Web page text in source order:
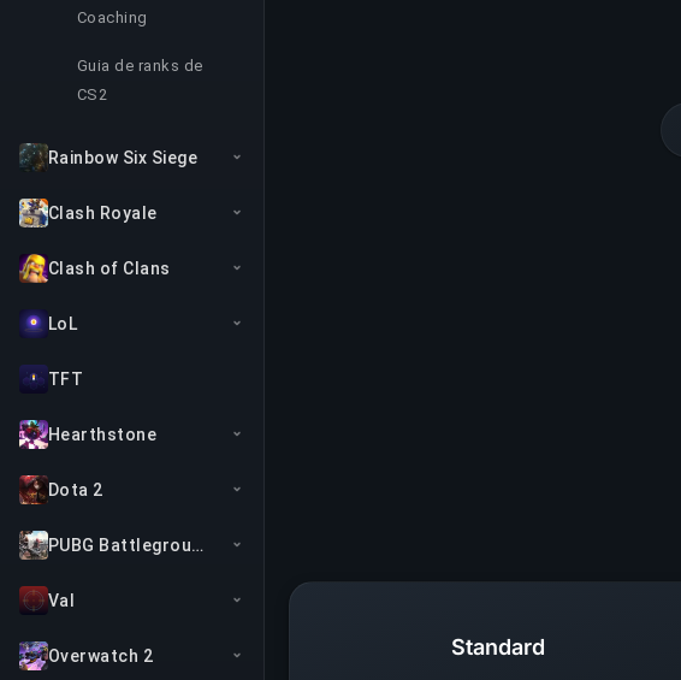
Coaching
Guia de ranks de
CS2
Rainbow Six Siege
Clash Royale
Clash of Clans
LoL
TFT
Hearthstone
Dota 2
PUBG Battlegrounds
Val
Overwatch 2 Standard